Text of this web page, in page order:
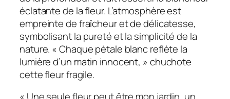
e
"
éclatante de la fleur. L’atmosphère est
empreinte de fraîcheur et de délicatesse,
symbolisant la pureté et la simplicité de la
nature. « Chaque pétale blanc reflète la
lumière d’un matin innocent, » chuchote
cette fleur fragile.